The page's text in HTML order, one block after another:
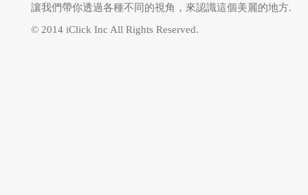
讓我們帶你透過各種不同的視角，來認識這個美麗的地方.
© 2014 iClick Inc All Rights Reserved.